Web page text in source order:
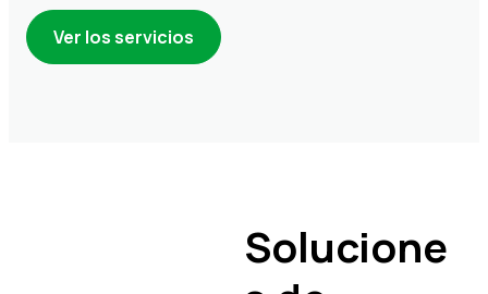
Ver los servicios
Solucione